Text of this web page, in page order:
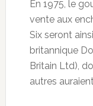
En 1975, le
vente aux
Six seront
britannique
Britain Ltd),
autres